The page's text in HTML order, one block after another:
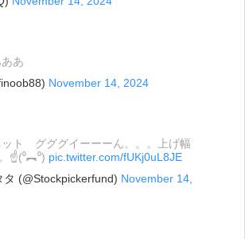
あ
November 14, 2024
ット グググイーーーん。。。上げ幅
☝(⁰︻⁰) pic.twitter.com/fUKj0uL8JE
(@Stockpickerfund) November 14,